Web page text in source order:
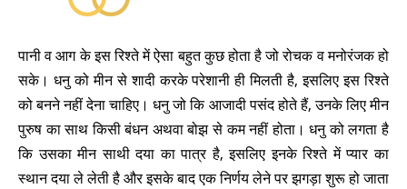
पानी व आग के इस रिश्ते में ऐसा बहुत कुछ होता है जो रोचक व मनोरंजक हो
सके। धनु को मीन से शादी करके परेशानी ही मिलती है, इसलिए इस रिश्ते
को बनने नहीं देना चाहिए। धनु जो कि आजादी पसंद होते हैं, उनके लिए मीन
पुरुष का साथ किसी बंधन अथवा बोझ से कम नहीं होता। धनु को लगता है
कि उसका मीन साथी दया का पात्र है, इसलिए इनके रिश्ते में प्यार का
स्थान दया ले लेती है और इसके बाद एक निर्णय लेने पर झगड़ा शुरू हो जाता